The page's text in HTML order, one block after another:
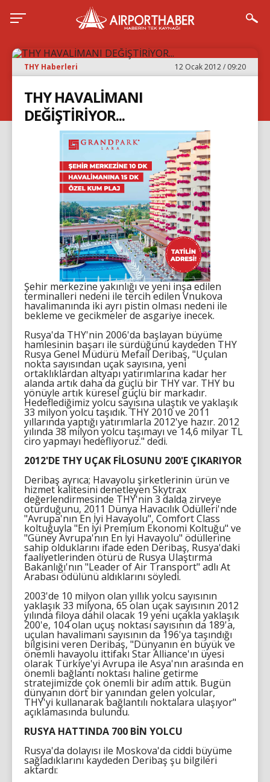
THY Haberleri 12 Ocak 2012 / 09:20
THY HAVALİMANI
DEĞİŞTİRİYOR...
Şehir merkezine yakınlığı ve yeni inşa edilen
terminalleri nedeni ile tercih edilen Vnukova
havalimanında iki ayrı pistin olması nedeni ile
bekleme ve gecikmeler de asgariye inecek.
Rusya'da THY'nin 2006'da başlayan büyüme
hamlesinin başarı ile sürdüğünü kaydeden THY
Rusya Genel Müdürü Mefail Deribaş, "Uçulan
nokta sayısından uçak sayısına, yeni
ortaklıklardan altyapı yatırımlarına kadar her
alanda artık daha da güçlü bir THY var. THY bu
yönüyle artık küresel güçlü bir markadır.
Hedeflediğimiz yolcu sayısına ulaştık ve yaklaşık
33 milyon yolcu taşıdık. THY 2010 ve 2011
yıllarında yaptığı yatırımlarla 2012'ye hazır. 2012
yılında 38 milyon yolcu taşımayı ve 14,6 milyar TL
ciro yapmayı hedefliyoruz." dedi.
2012'DE THY UÇAK FİLOSUNU 200'E ÇIKARIYOR
Deribaş ayrıca; Havayolu şirketlerinin ürün ve
hizmet kalitesini denetleyen Skytrax
değerlendirmesinde THY'nin 3 dalda zirveye
oturduğunu, 2011 Dünya Havacılık Ödülleri'nde
"Avrupa'nın En İyi Havayolu", Comfort Class
koltuğuyla "En İyi Premium Ekonomi Koltuğu" ve
"Güney Avrupa'nın En İyi Havayolu" ödüllerine
sahip olduklarını ifade eden Deribaş, Rusya'daki
faaliyetlerinden ötürü de Rusya Ulaştırma
Bakanlığı'nın "Leader of Air Transport" adlı At
Arabası ödülünü aldıklarını söyledi.
2003'de 10 milyon olan yıllık yolcu sayısının
yaklaşık 33 milyona, 65 olan uçak sayısının 2012
yılında filoya dahil olacak 19 yeni uçakla yaklaşık
200'e, 104 olan uçuş noktası sayısının da 189'a,
uçulan havalimanı sayısının da 196'ya taşındığı
bilgisini veren Deribaş, "Dünyanın en büyük ve
önemli havayolu ittifakı Star Alliance'ın üyesi
olarak Türkiye'yi Avrupa ile Asya'nın arasında en
önemli bağlantı noktası haline getirme
stratejimizde çok önemli bir adım attık. Bugün
dünyanın dört bir yanından gelen yolcular,
THY'yi kullanarak bağlantılı noktalara ulaşıyor"
açıklamasında bulundu.
RUSYA HATTINDA 700 BİN YOLCU
Rusya'da dolayısı ile Moskova'da ciddi büyüme
sağladıklarını kaydeden Deribaş şu bilgileri
aktardı: